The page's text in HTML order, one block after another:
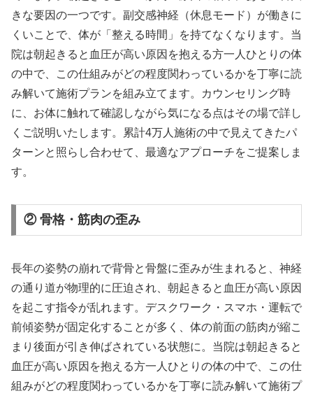
きな要因の一つです。副交感神経（休息モード）が働きに
くいことで、体が「整える時間」を持てなくなります。当
院は朝起きると血圧が高い原因を抱える方一人ひとりの体
の中で、この仕組みがどの程度関わっているかを丁寧に読
み解いて施術プランを組み立てます。カウンセリング時
に、お体に触れて確認しながら気になる点はその場で詳し
くご説明いたします。累計4万人施術の中で見えてきたパ
ターンと照らし合わせて、最適なアプローチをご提案しま
す。
② 骨格・筋肉の歪み
長年の姿勢の崩れで背骨と骨盤に歪みが生まれると、神経
の通り道が物理的に圧迫され、朝起きると血圧が高い原因
を起こす指令が乱れます。デスクワーク・スマホ・運転で
前傾姿勢が固定化することが多く、体の前面の筋肉が縮こ
まり後面が引き伸ばされている状態に。当院は朝起きると
血圧が高い原因を抱える方一人ひとりの体の中で、この仕
組みがどの程度関わっているかを丁寧に読み解いて施術プ